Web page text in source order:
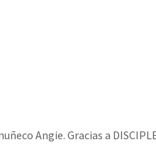
Angie. Gracias a